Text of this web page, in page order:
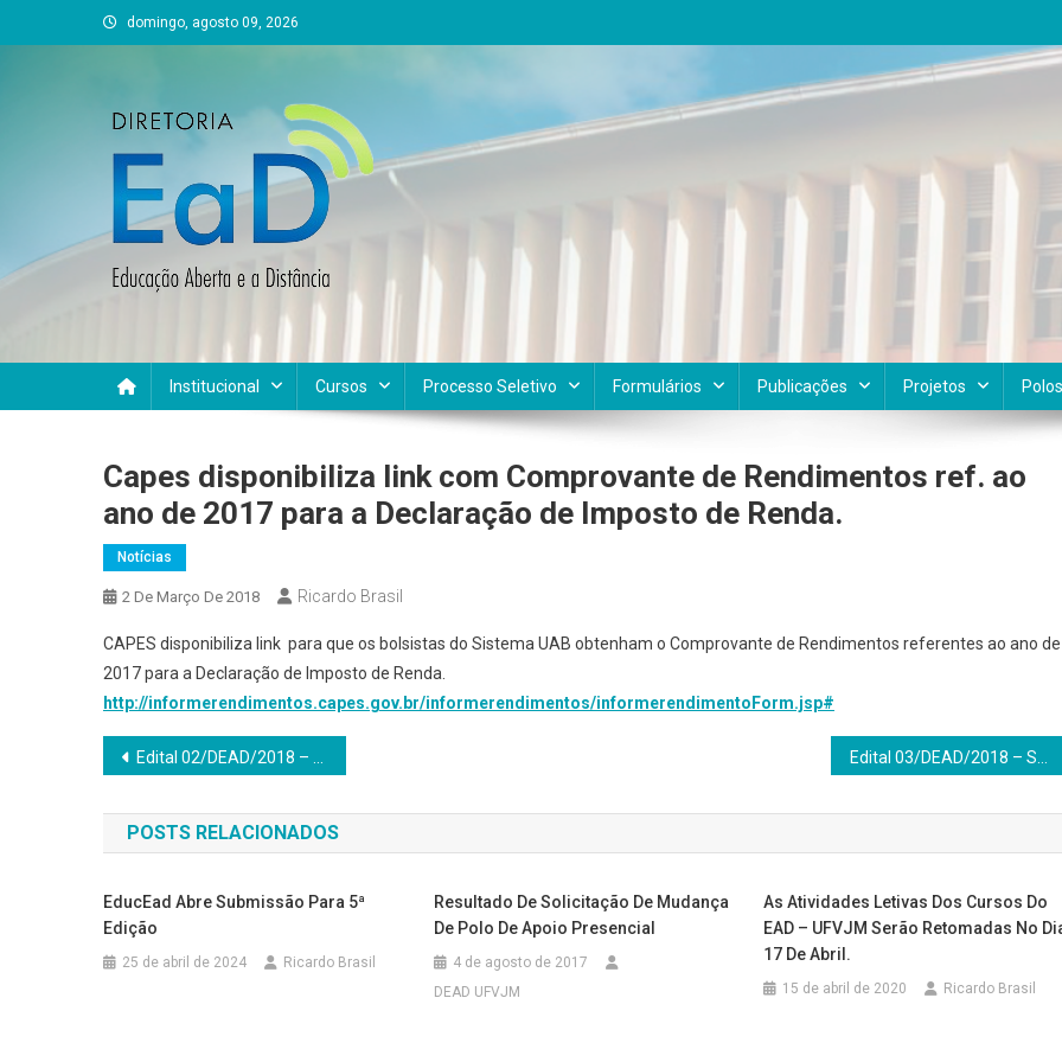
to
domingo, agosto 09, 2026
DEAD UFVJM
Institucional Cursos Processo Seletivo Formulários Publicações Projetos Polos
Capes disponibiliza link com Comprovante de Rendimentos ref. ao
ano de 2017 para a Declaração de Imposto de Renda.
Notícias
2 De Março De 2018 Ricardo Brasil
CAPES disponibiliza link para que os bolsistas do Sistema UAB obtenham o Comprovante de Rendimentos referentes ao ano de
2017 para a Declaração de Imposto de Renda.
http://informerendimentos.capes.gov.br/informerendimentos/informerendimentoForm.jsp#
Navegação
de
Post
Edital 02/DEAD/2018 – DEAD seleciona tutores presenciais
POSTS RELACIONADOS
EducEad Abre Submissão Para 5ª
Edição
25 de abril de 2024 Ricardo Brasil
Resultado De Solicitação De Mudança
De Polo De Apoio Presencial
4 de agosto de 2017
DEAD UFVJM
As Atividades Letivas Dos Cursos Do
EAD – UFVJM Serão Retomadas No
17 De Abril.
15 de abril de 2020 Ricardo Brasil